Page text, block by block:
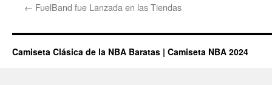
← FuelBand fue Lanzada en las Tiendas
Camiseta Clásica de la NBA Baratas | Camiseta NBA 2024